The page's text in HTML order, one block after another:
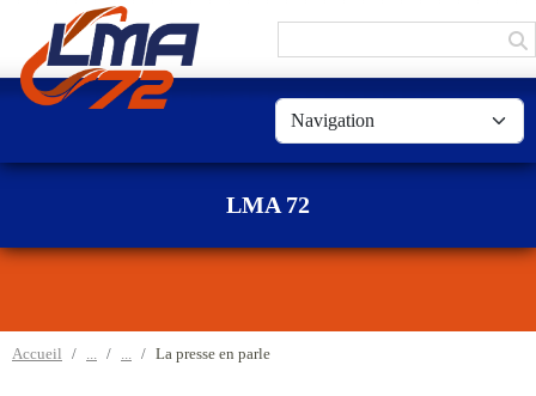
LMA 72
Accueil La presse en parle
Panneau de gestion des cookies